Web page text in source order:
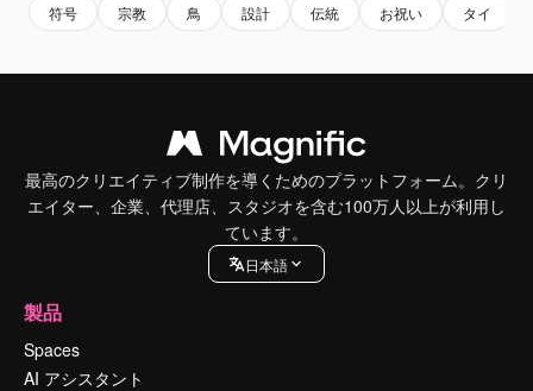
符号 宗教 鳥 設計 伝統 お祝い タイ
最高のクリエイティブ制作を導くためのプラットフォーム。クリ
エイター、企業、代理店、スタジオを含む100万人以上が利用し
ています。
日本語
製品
Spaces
AI アシスタント